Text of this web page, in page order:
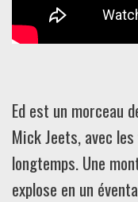
Ed est un morceau
Mick Jeets, avec
longtemps. Une
explose en un